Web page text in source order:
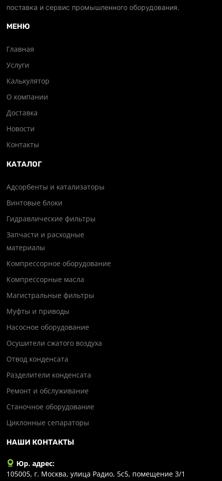
поставка и сервис промышленного оборудования.
МЕНЮ
Главная
Услуги
Калькулятор
О компании
Доставка
Новости
Контакты
КАТАЛОГ
Адсорбенты и катализаторы
Винтовые блоки
Гидравлические фильтры
Запчасти и расходные
материалы
Компрессорное оборудование
Компрессорные масла
Магистральные фильтры
Муфты и приводы
Насосное оборудование
Осушители сжатого воздуха
Отвод конденсата
Разделители конденсата
Ремонт и обслуживание
Станочное оборудование
Циклонные сепараторы
НАШИ КОНТАКТЫ
Юр. адрес:
105005, г. Москва, улица Радио, 5с5, помещение 3/1